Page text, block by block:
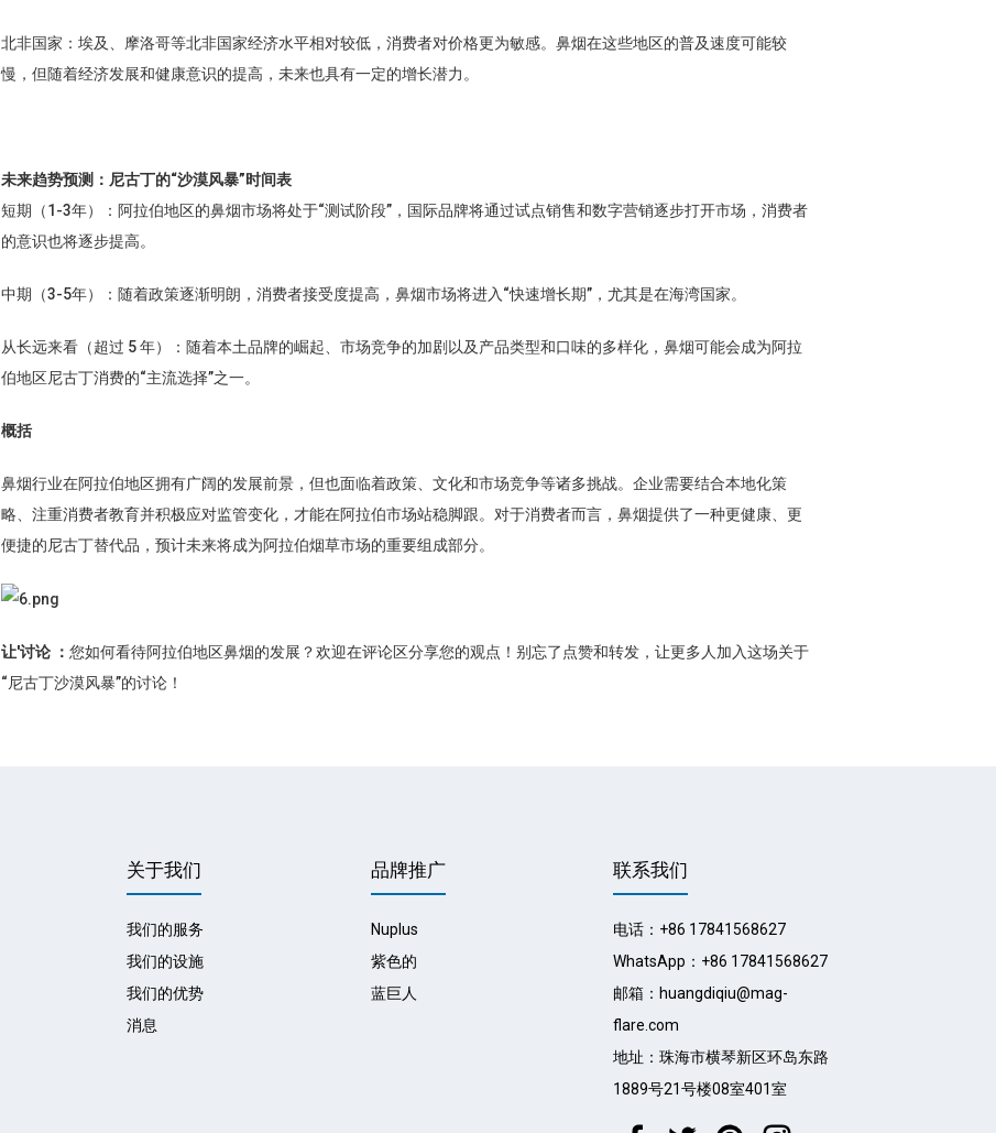
北非国家：埃及、摩洛哥等北非国家经济水平相对较低，消费者对价格更为敏感。鼻烟在这些地区的普及速度可能较
慢，但随着经济发展和健康意识的提高，未来也具有一定的增长潜力。
未来趋势预测：尼古丁的“沙漠风暴”时间表
短期（1-3年）：阿拉伯地区的鼻烟市场将处于“测试阶段”，国际品牌将通过试点销售和数字营销逐步打开市场，消费者
的意识也将逐步提高。
中期（3-5年）：随着政策逐渐明朗，消费者接受度提高，鼻烟市场将进入“快速增长期”，尤其是在海湾国家。
从长远来看（超过 5 年）：随着本土品牌的崛起、市场竞争的加剧以及产品类型和口味的多样化，鼻烟可能会成为阿拉
伯地区尼古丁消费的“主流选择”之一。
概括
鼻烟行业在阿拉伯地区拥有广阔的发展前景，但也面临着政策、文化和市场竞争等诸多挑战。企业需要结合本地化策
略、注重消费者教育并积极应对监管变化，才能在阿拉伯市场站稳脚跟。对于消费者而言，鼻烟提供了一种更健康、更
便捷的尼古丁替代品，预计未来将成为阿拉伯烟草市场的重要组成部分。
让'讨论 ： 您如何看待阿拉伯地区鼻烟的发展？欢迎在评论区分享您的观点！别忘了点赞和转发，让更多人加入这场关于
“尼古丁沙漠风暴”的讨论！
关于我们
我们的服务
我们的设施
我们的优势
消息
品牌推广
Nuplus
紫色的
蓝巨人
联系我们
电话：+86 17841568627
WhatsApp：+86 17841568627
邮箱：huangdiqiu@mag-
flare.com
地址：珠海市横琴新区环岛东路
1889号21号楼08室401室